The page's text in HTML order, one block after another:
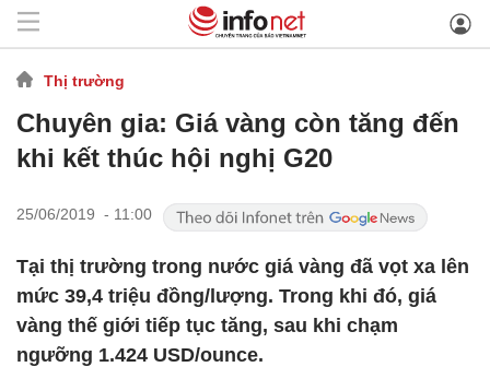
Thị trường
Chuyên gia: Giá vàng còn tăng đến
khi kết thúc hội nghị G20
25/06/2019 - 11:00
Tại thị trường trong nước giá vàng đã vọt xa lên
mức 39,4 triệu đồng/lượng. Trong khi đó, giá
vàng thế giới tiếp tục tăng, sau khi chạm
ngưỡng 1.424 USD/ounce.